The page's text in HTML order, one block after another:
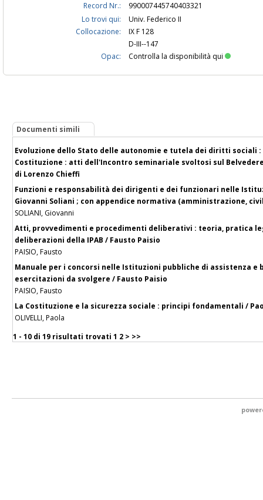
Record Nr.:
990007445740403321
Lo trovi qui:
Univ. Federico II
Collocazione:
IX F 128
D-III--147
Opac:
Controlla la disponibilità qui
Documenti simili
Evoluzione dello Stato delle autonomie e tutela dei diritti
Costituzione : atti dell'Incontro seminariale svoltosi sul
di Lorenzo Chieffi
Funzioni e responsabilità dei dirigenti e dei funzionari nelle
Giovanni Soliani ; con appendice normativa (amministrazione,
SOLIANI, Giovanni
Atti, provvedimenti e procedimenti deliberativi : teoria, pratica
deliberazioni della IPAB / Fausto Paisio
PAISIO, Fausto
Manuale per i concorsi nelle Istituzioni pubbliche di assistenza e
esercitazioni da svolgere / Fausto Paisio
PAISIO, Fausto
La Costituzione e la sicurezza sociale : principi fondamentali /
OLIVELLI, Paola
1 - 10 di 19 risultati trovati 1 2 > >>